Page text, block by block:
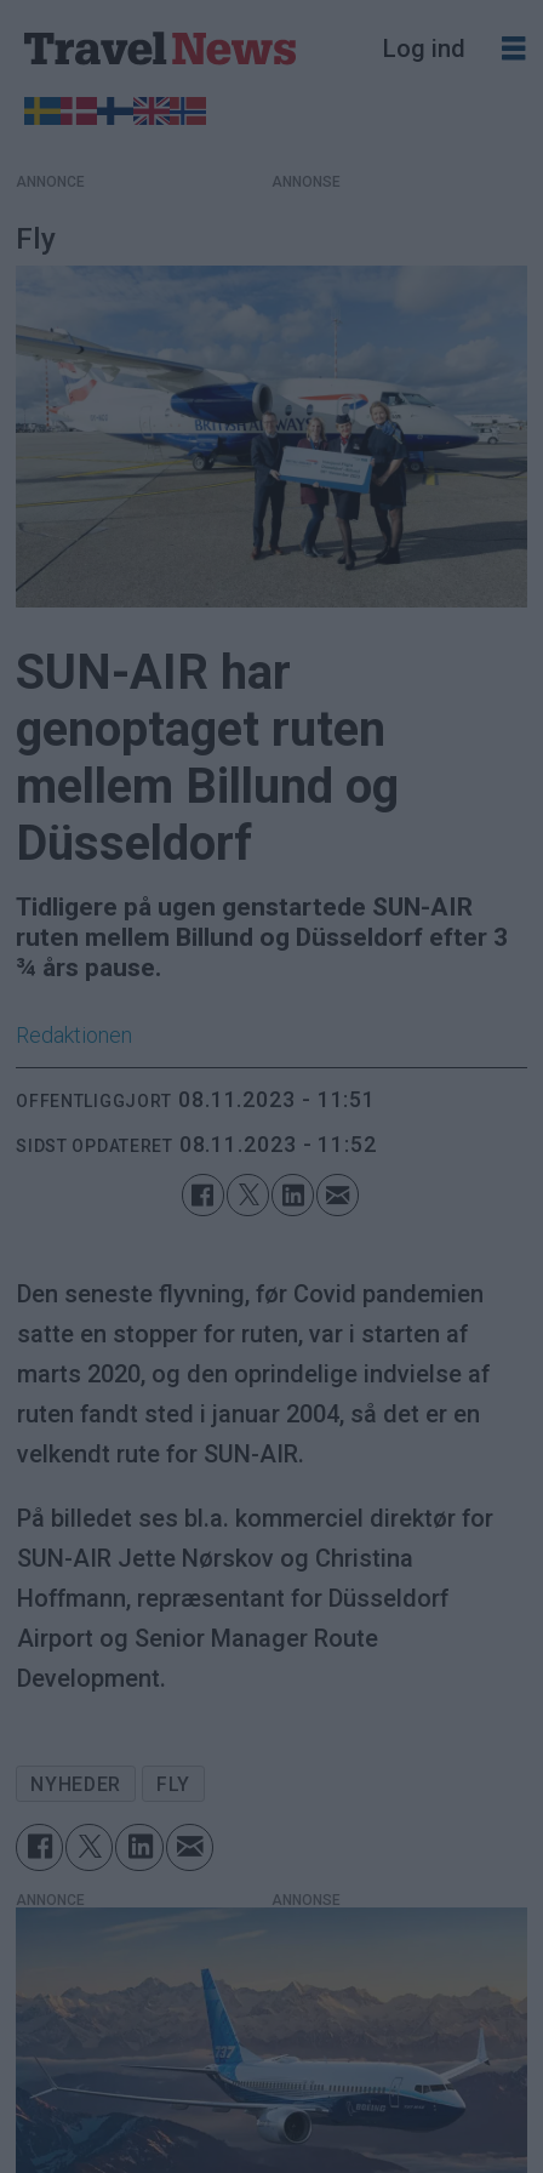
Log ind
ANNONCE
Fly
SUN-AIR har
genoptaget ruten
mellem Billund og
Düsseldorf
Tidligere på ugen genstartede SUN-AIR
ruten mellem Billund og Düsseldorf efter 3
¾ års pause.
Redaktionen
OFFENTLIGGJORT 08.11.2023 - 11:51
SIDST OPDATERET 08.11.2023 - 11:52
Den seneste flyvning, før Covid pandemien
satte en stopper for ruten, var i starten af
marts 2020, og den oprindelige indvielse af
ruten fandt sted i januar 2004, så det er en
velkendt rute for SUN-AIR.
På billedet ses bl.a. kommerciel direktør for
SUN-AIR Jette Nørskov og Christina
Hoffmann, repræsentant for Düsseldorf
Airport og Senior Manager Route
Development.
NYHEDER FLY
ANNONCE